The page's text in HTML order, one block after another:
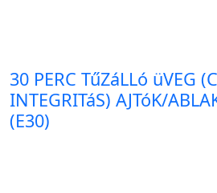
30 PERC TűZáLLó üVEG
INTEGRITáS) AJTóK/
(E30)